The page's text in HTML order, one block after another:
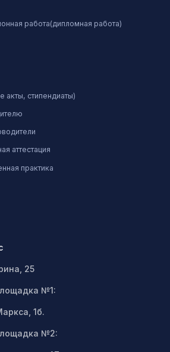
25
№1:
1б.
№2:
работа(дипломная работа)
акты, стипендиаты)
аттестация
практика